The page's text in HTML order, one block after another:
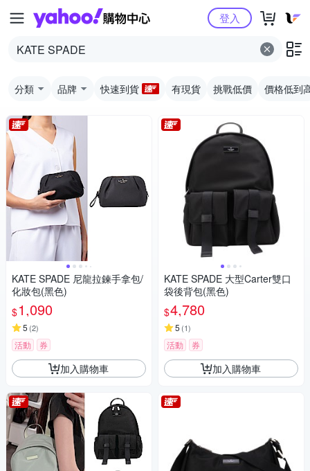
Yahoo購物中心登入
分類 品牌 快速到貨 有現貨 挑戰低價 價格低到
KATE SPADE 尼龍拉鍊手拿包/
化妝包(黑色)
$1,090
5 (2)
活動 券
加入購物車
KATE SPADE 大型Carter雙口
袋後背包(黑色)
$4,780
5 (1)
活動 券
加入購物車